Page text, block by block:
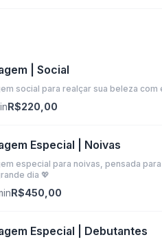
| Social
social para realçar sua beleza
R$220,00
Especial | Noivas
especial para noivas, pensada
dia 💖
R$450,00
Especial | Debutantes